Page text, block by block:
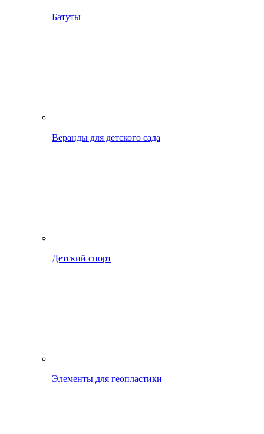
Батуты
Веранды для детского сада
Детский спорт
Элементы для геопластики